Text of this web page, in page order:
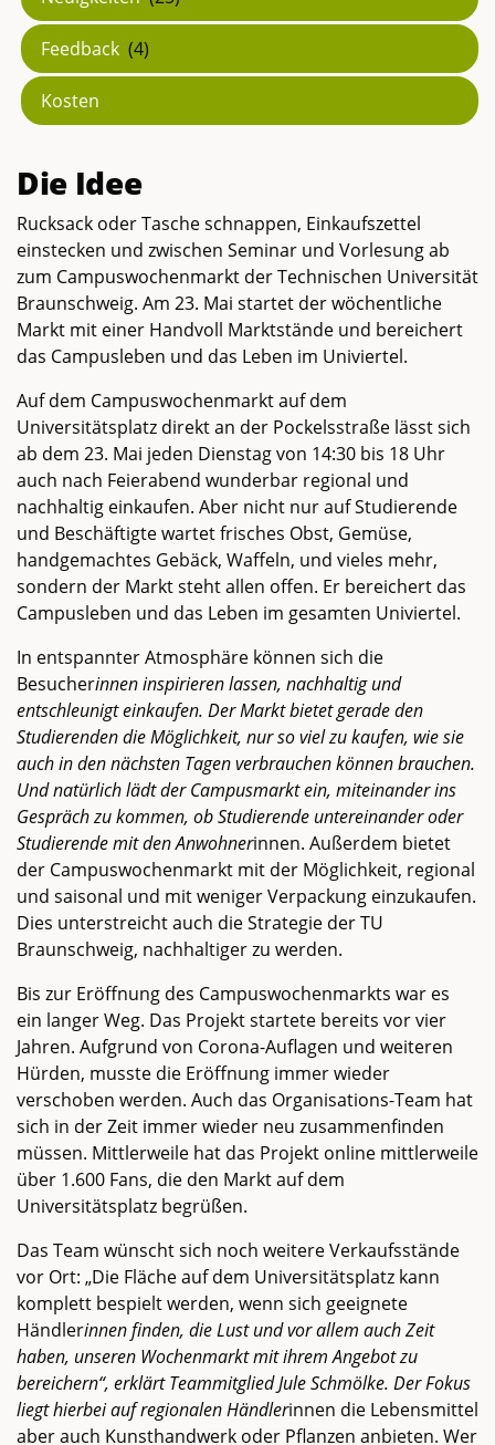
Feedback (4)
Kosten
Die Idee
Rucksack oder Tasche schnappen, Einkaufszettel
einstecken und zwischen Seminar und Vorlesung ab
zum Campuswochenmarkt der Technischen Universität
Braunschweig. Am 23. Mai startet der wöchentliche
Markt mit einer Handvoll Marktstände und bereichert
das Campusleben und das Leben im Univiertel.
Auf dem Campuswochenmarkt auf dem
Universitätsplatz direkt an der Pockelsstraße lässt sich
ab dem 23. Mai jeden Dienstag von 14:30 bis 18 Uhr
auch nach Feierabend wunderbar regional und
nachhaltig einkaufen. Aber nicht nur auf Studierende
und Beschäftigte wartet frisches Obst, Gemüse,
handgemachtes Gebäck, Waffeln, und vieles mehr,
sondern der Markt steht allen offen. Er bereichert das
Campusleben und das Leben im gesamten Univiertel.
In entspannter Atmosphäre können sich die
Besucherinnen inspirieren lassen, nachhaltig und
entschleunigt einkaufen. Der Markt bietet gerade den
Studierenden die Möglichkeit, nur so viel zu kaufen, wie sie
auch in den nächsten Tagen verbrauchen können brauchen.
Und natürlich lädt der Campusmarkt ein, miteinander ins
Gespräch zu kommen, ob Studierende untereinander oder
Studierende mit den Anwohnerinnen. Außerdem bietet
der Campuswochenmarkt mit der Möglichkeit, regional
und saisonal und mit weniger Verpackung einzukaufen.
Dies unterstreicht auch die Strategie der TU
Braunschweig, nachhaltiger zu werden.
Bis zur Eröffnung des Campuswochenmarkts war es
ein langer Weg. Das Projekt startete bereits vor vier
Jahren. Aufgrund von Corona-Auflagen und weiteren
Hürden, musste die Eröffnung immer wieder
verschoben werden. Auch das Organisations-Team hat
sich in der Zeit immer wieder neu zusammenfinden
müssen. Mittlerweile hat das Projekt online mittlerweile
über 1.600 Fans, die den Markt auf dem
Universitätsplatz begrüßen.
Das Team wünscht sich noch weitere Verkaufsstände
vor Ort: „Die Fläche auf dem Universitätsplatz kann
komplett bespielt werden, wenn sich geeignete
Händlerinnen finden, die Lust und vor allem auch Zeit
haben, unseren Wochenmarkt mit ihrem Angebot zu
bereichern“, erklärt Teammitglied Jule Schmölke. Der Fokus
liegt hierbei auf regionalen Händlerinnen die Lebensmittel
aber auch Kunsthandwerk oder Pflanzen anbieten. Wer